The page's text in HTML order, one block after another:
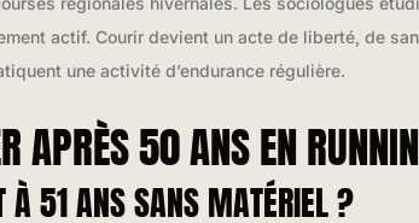
actif. Courir devient un acte de liberté, de
une activité d’endurance régulière.
APRÈS 50 ANS EN
À 51 ANS SANS MATÉRIEL ?